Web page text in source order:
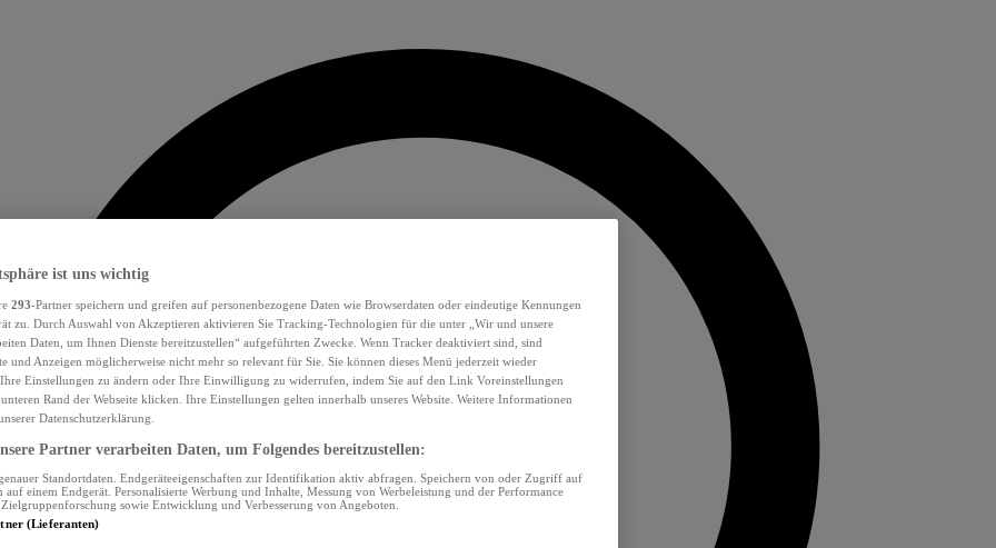
ist uns wichtig
293-Partner speichern und greifen auf personenbezogene Daten wie Browserdaten oder eindeutige Kennungen
zu. Durch Auswahl von Akzeptieren aktivieren Sie Tracking-Technologien für die unter „Wir und unsere
Daten, um Ihnen Dienste bereitzustellen“ aufgeführten Zwecke. Wenn Tracker deaktiviert sind, sind
und Anzeigen möglicherweise nicht mehr so relevant für Sie. Sie können dieses Menü jederzeit wieder
Einstellungen zu ändern oder Ihre Einwilligung zu widerrufen, indem Sie auf den Link Voreinstellungen
Rand der Webseite klicken. Ihre Einstellungen gelten innerhalb unseres Website. Weitere Informationen
Datenschutzerklärung.
Partner verarbeiten Daten, um Folgendes bereitzustellen:
Standortdaten. Endgeräteeigenschaften zur Identifikation aktiv abfragen. Speichern von oder Zugriff auf
einem Endgerät. Personalisierte Werbung und Inhalte, Messung von Werbeleistung und der Performance
sowie Entwicklung und Verbesserung von Angeboten.
(Lieferanten)